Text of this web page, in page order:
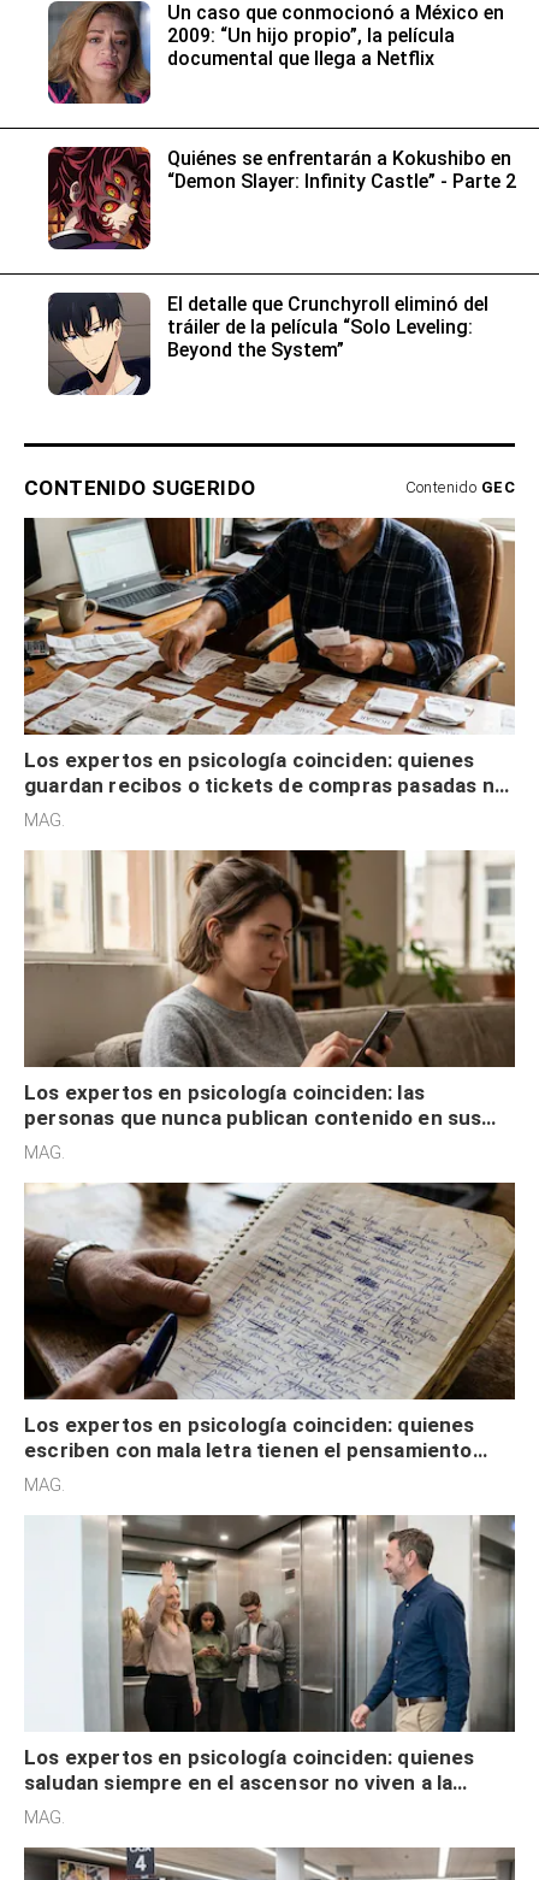
Un caso que conmocionó a México en
2009: “Un hijo propio”, la película
documental que llega a Netflix
Quiénes se enfrentarán a Kokushibo en
“Demon Slayer: Infinity Castle” - Parte 2
El detalle que Crunchyroll eliminó del
tráiler de la película “Solo Leveling:
Beyond the System”
CONTENIDO SUGERIDO Contenido GEC
Los expertos en psicología coinciden: quienes
guardan recibos o tickets de compras pasadas no
son acumuladores, sino que tienen necesidad de
MAG.
Los expertos en psicología coinciden: las
personas que nunca publican contenido en sus
redes sociales no pretenden buscar validación
MAG.
Los expertos en psicología coinciden: quienes
escriben con mala letra tienen el pensamiento
acelerado y no lo hacen por desinterés
MAG.
Los expertos en psicología coinciden: quienes
saludan siempre en el ascensor no viven a la
defensiva y tienen apertura social
MAG.